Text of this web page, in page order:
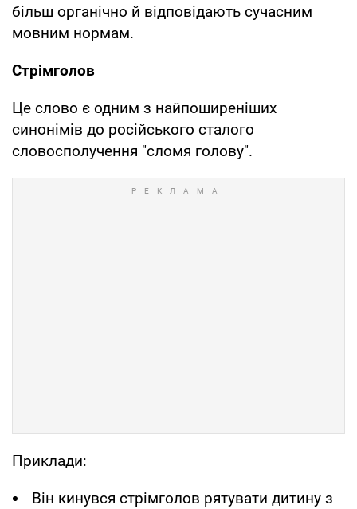
більш органічно й відповідають сучасним
мовним нормам.
Стрімголов
Це слово є одним з найпоширеніших
синонімів до російського сталого
словосполучення "сломя голову".
Приклади:
Він кинувся стрімголов рятувати дитину з